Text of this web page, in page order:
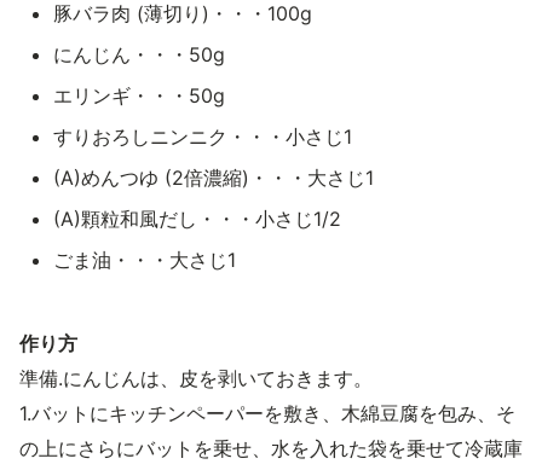
豚バラ肉 (薄切り)・・・100g
にんじん・・・50g
エリンギ・・・50g
すりおろしニンニク・・・小さじ1
(A)めんつゆ (2倍濃縮)・・・大さじ1
(A)顆粒和風だし・・・小さじ1/2
ごま油・・・大さじ1
作り方
準備.にんじんは、皮を剥いておきます。
1.バットにキッチンペーパーを敷き、木綿豆腐を包み、そ
の上にさらにバットを乗せ、水を入れた袋を乗せて冷蔵庫